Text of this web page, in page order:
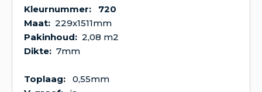
Kleurnummer: 720
Maat: 229x1511mm
Pakinhoud: 2,08 m2
Dikte: 7mm
Toplaag:
0,55mm